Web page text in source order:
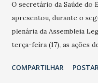
O secretário da Saúde do
apresentou, durante o
plenária da Assembleia
terça-feira (17), as ações
adotadas pelo Governo
COMPARTILHAR